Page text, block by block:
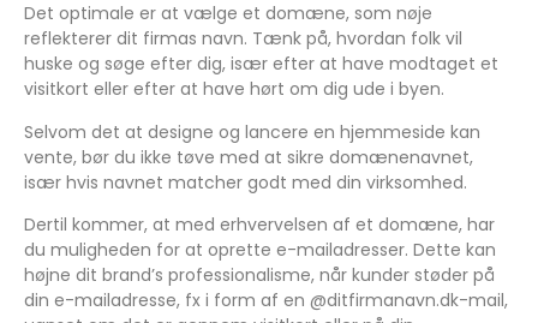
Det optimale er at vælge et domæne, som nøje
reflekterer dit firmas navn. Tænk på, hvordan folk vil
huske og søge efter dig, især efter at have modtaget et
visitkort eller efter at have hørt om dig ude i byen.
Selvom det at designe og lancere en hjemmeside kan
vente, bør du ikke tøve med at sikre domænenavnet,
især hvis navnet matcher godt med din virksomhed.
Dertil kommer, at med erhvervelsen af et domæne, har
du muligheden for at oprette e-mailadresser. Dette kan
højne dit brand’s professionalisme, når kunder støder på
din e-mailadresse, fx i form af en @ditfirmanavn.dk-mail,